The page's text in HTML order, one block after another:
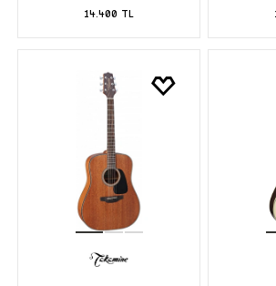
14.400 TL